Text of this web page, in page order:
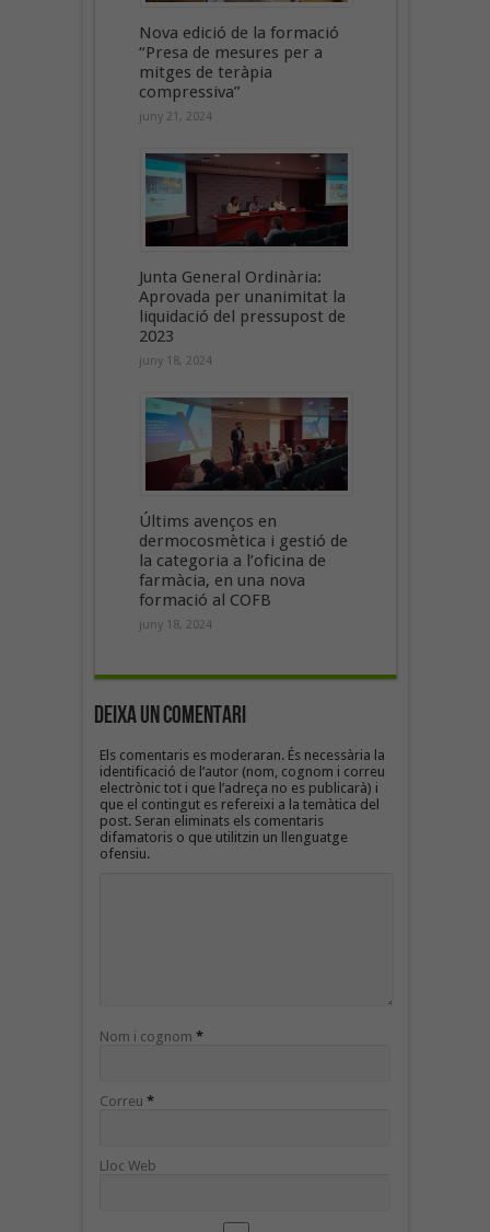
Nova edició de la formació
“Presa de mesures per a
mitges de teràpia
compressiva”
juny 21, 2024
Junta General Ordinària:
Aprovada per unanimitat la
liquidació del pressupost de
2023
juny 18, 2024
Últims avenços en
dermocosmètica i gestió de
la categoria a l’oficina de
farmàcia, en una nova
formació al COFB
juny 18, 2024
Deixa un Comentari
Els comentaris es moderaran. És necessària la
identificació de l’autor (nom, cognom i correu
electrònic tot i que l’adreça no es publicarà) i
que el contingut es refereixi a la temàtica del
post. Seran eliminats els comentaris
difamatoris o que utilitzin un llenguatge
ofensiu.
Nom i cognom *
Correu *
Lloc Web